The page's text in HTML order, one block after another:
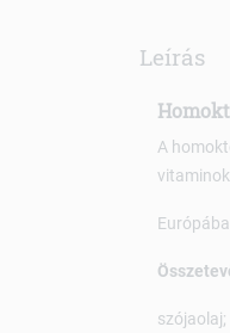
Leírás
A